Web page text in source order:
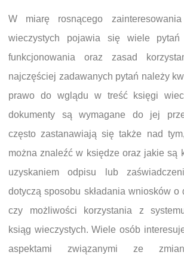
W miarę rosnącego
wieczystych pojawia się wiele pytań
funkcjonowania oraz zasad
najczęściej zadawanych pytań należy
prawo do wglądu w treść księgi
dokumenty są wymagane do jej
często zastanawiają się także nad
można znaleźć w księdze oraz jakie są
uzyskaniem odpisu lub
dotyczą sposobu składania wniosków o
czy możliwości korzystania z
ksiąg wieczystych. Wiele osób
aspektami związanymi ze